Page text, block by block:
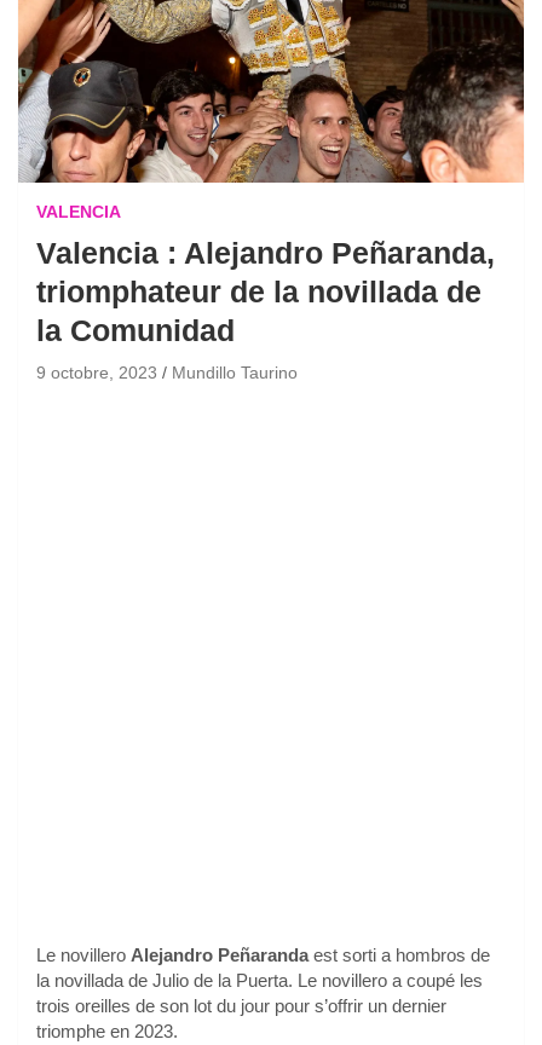
VALENCIA
Valencia : Alejandro Peñaranda,
triomphateur de la novillada de
la Comunidad
9 octobre, 2023 Mundillo Taurino
Le novillero Alejandro Peñarandaest sorti a hombros de
la novillada de Julio de la Puerta. Le novillero a coupé les
trois oreilles de son lot du jour pour s’offrir un dernier
triomphe en 2023.